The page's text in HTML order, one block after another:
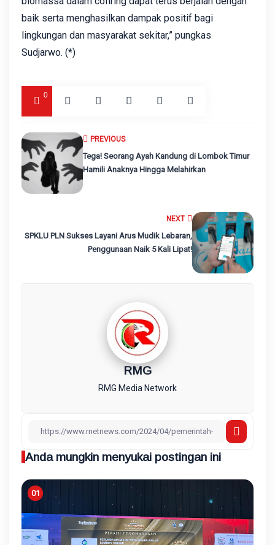
baik serta menghasilkan dampak positif bagi
lingkungan dan masyarakat sekitar,” pungkas
Sudjarwo. (*)
0
NEXT
SPKLU PLN Sukses Layani Arus Mudik Lebaran,
Penggunaan Naik 5 Kali Lipat!
PREVIOUS
Tega! Seorang Ayah Kandung di Lombok Timur
Hamili Anaknya Hingga Melahirkan
RMG
RMG Media Network
Anda mungkin menyukai postingan ini